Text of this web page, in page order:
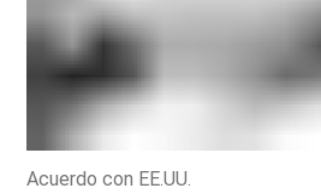
Acuerdo con EE.UU.